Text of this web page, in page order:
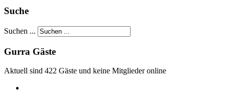
Suche
Suchen ...
Gurra Gäste
Aktuell sind 422 Gäste und keine Mitglieder online